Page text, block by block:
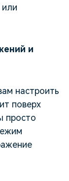
или
и
настроить
поверх
просто